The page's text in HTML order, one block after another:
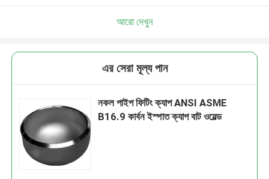
আরো দেখুন
এর সেরা মূল্য পান
নকল পাইপ ফিটিং ক্যাপ ANSI ASME
B16.9 কার্বন ইস্পাত ক্যাপ বাট ওয়েল্ড